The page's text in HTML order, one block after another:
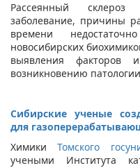
Рассеянный
заболевание, причины
времени
новосибирских
выявления факторов
возникновению
Сибирские ученые
для
ХимикиТомского
учеными Института